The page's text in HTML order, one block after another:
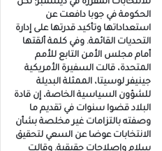
للانتخابات المقررة في ديسمبر؛ لكن
الحكومة في جوبا دافعت عن
استعداداتها وتأكيد قدرتها على إدارة
التحديات القائمة. وفي كلمة ألقتها
أمام مجلس الأمن التابع للأمم
المتحدة، قالت السفيرة الأمريكية
جينيفر لوسيتا، الممثلة البديلة
للشؤون السياسية الخاصة، إن قادة
البلاد قضوا سنوات في تقديم ما
وصفته بالتزامات غير مخلصة بشأن
الانتخابات عوضا عن السعي لتحقيق
سلام وإصلاحات حقيقية. وقالت